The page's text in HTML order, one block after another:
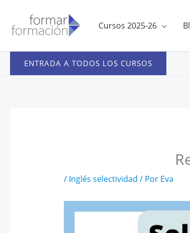
contenido
Cursos 2025-26
ENTRADA A TODOS LOS CURSOS
/ Inglés selectividad / Por Eva